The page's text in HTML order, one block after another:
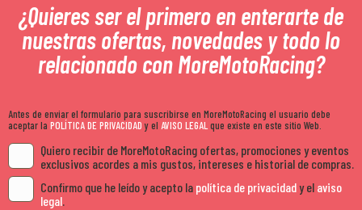
¿Quieres ser el primero en enterarte de
nuestras ofertas, novedades y todo lo
relacionado con MoreMotoRacing?
Antes de enviar el formulario para suscribirse en MoreMotoRacing el usuario debe
aceptar la POLÍTICA DE PRIVACIDADy el AVISO LEGALque existe en este sitio Web.
Quiero recibir de MoreMotoRacing ofertas, promociones y eventos
exclusivos acordes a mis gustos, intereses e historial de compras.
Confirmo que he leído y acepto la política de privacidady el aviso
legal.